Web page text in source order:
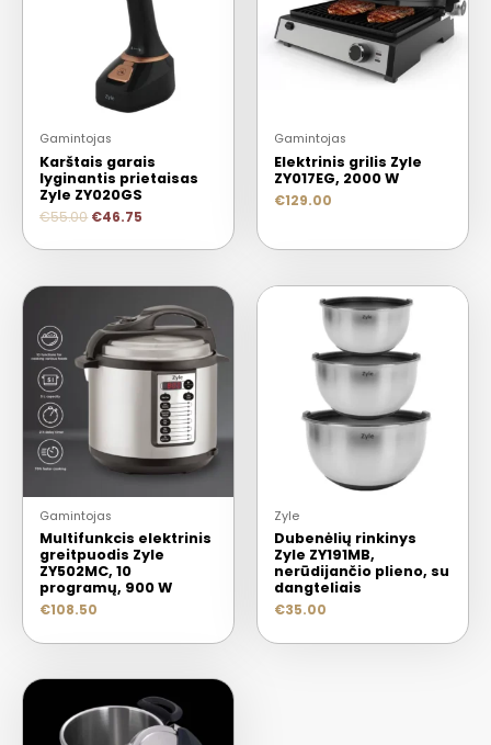
Gamintojas
Karštais garais
lyginantis prietaisas
Zyle ZY020GS
€55.00 €46.75
Gamintojas
Elektrinis grilis Zyle
ZY017EG, 2000 W
€129.00
Gamintojas
Multifunkcis elektrinis
greitpuodis Zyle
ZY502MC, 10
programų, 900 W
€108.50
Zyle
Dubenėlių rinkinys
Zyle ZY191MB,
nerūdijančio plieno, su
dangteliais
€35.00